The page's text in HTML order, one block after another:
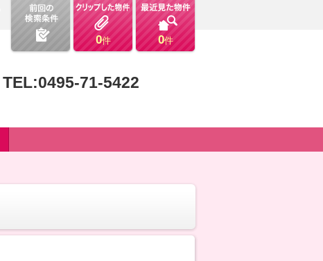
0件 0件
TEL:0495-71-5422